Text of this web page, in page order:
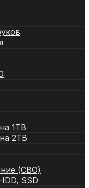
1TB
2TB
(СВО)
SSD